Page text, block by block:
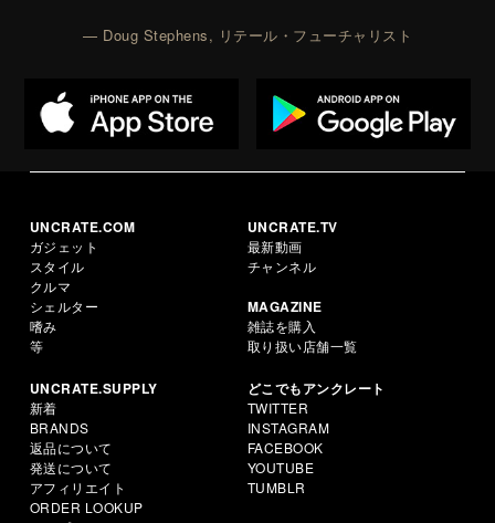
— Doug Stephens, リテール・フューチャリスト
UNCRATE.COM
ガジェット
スタイル
クルマ
シェルター
嗜み
等
UNCRATE.TV
最新動画
チャンネル
MAGAZINE
雑誌を購入
取り扱い店舗一覧
UNCRATE.SUPPLY
新着
BRANDS
返品について
発送について
アフィリエイト
ORDER LOOKUP
どこでもアンクレート
TWITTER
INSTAGRAM
FACEBOOK
YOUTUBE
TUMBLR